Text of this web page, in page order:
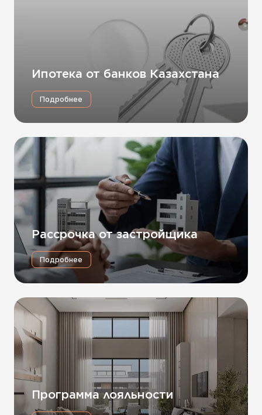
Ипотека от банков Казахстана
Подробнее
Рассрочка от застройщика
Подробнее
Программа лояльности